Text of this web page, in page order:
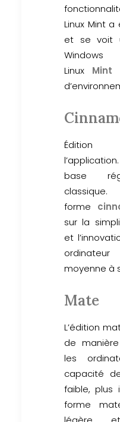
Linux Mint
et se voit
Linux Mint
Édition
base
forme
sur la
et
moyenne à
Mate
L’édition
de
les
capacité
faible, plus
forme